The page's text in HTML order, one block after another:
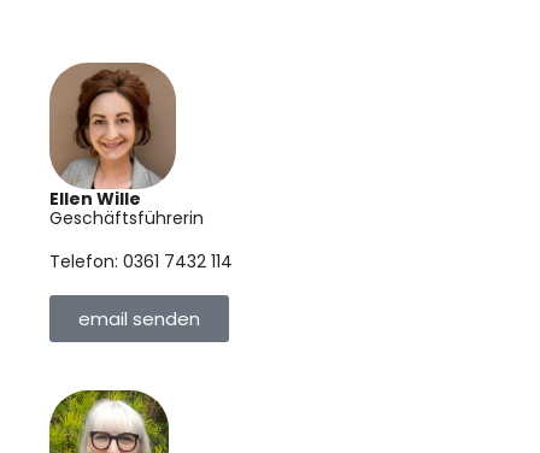
Ellen Wille
Geschäftsführerin
Telefon: 0361 7432 114
email senden